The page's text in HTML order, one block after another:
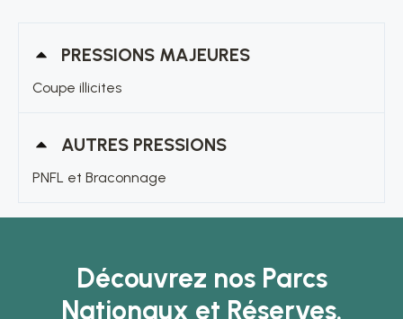
PRESSIONS MAJEURES
Coupe illicites
AUTRES PRESSIONS
PNFL et Braconnage
Découvrez nos Parcs
Nationaux et Réserves.